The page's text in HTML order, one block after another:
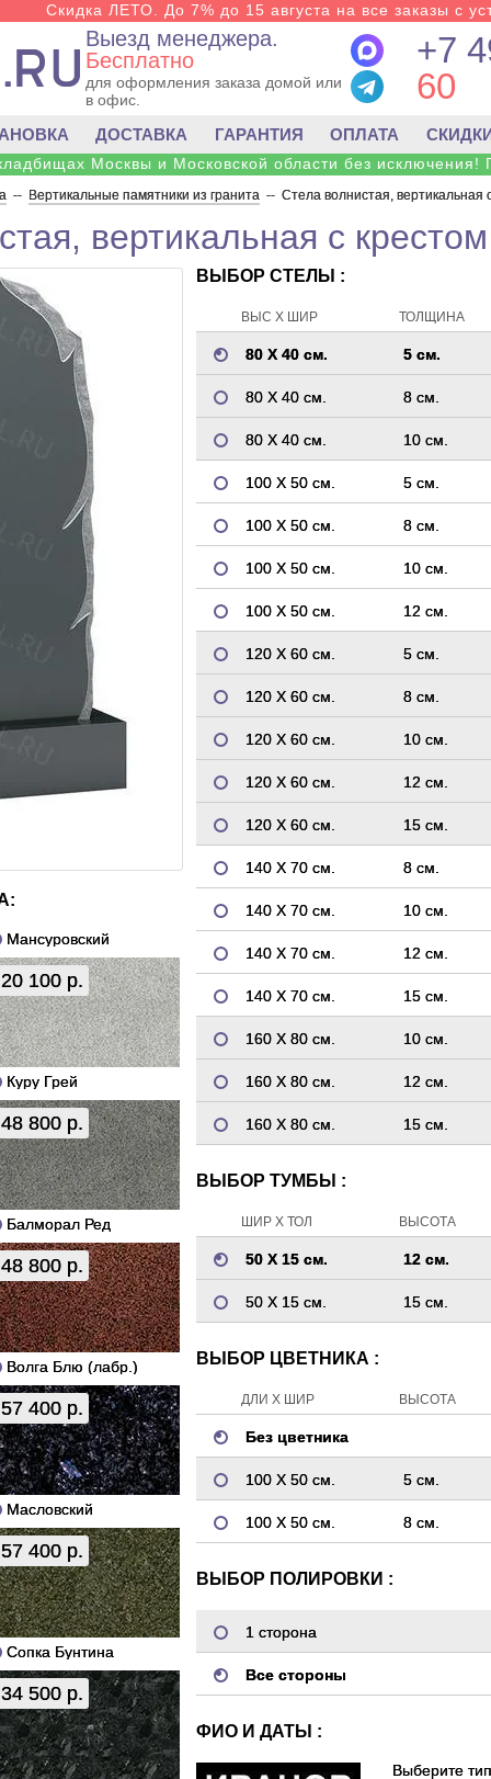
Скидка ЛЕТО. До 7% до 15 августа на все заказы с
Выезд менеджера.
Бесплатно
для оформления заказа домой или
в офис.
+7
60
ДОСТАВКА ГАРАНТИЯ ОПЛАТА
Москвы и Московской области без исключения!
-- Вертикальные памятники из гранита -- Стела волнистая, вертикальная
вертикальная с
Мансуровский
20 100 р.
Куру Грей
48 800 р.
Балморал Ред
48 800 р.
Волга Блю (лабр.)
57 400 р.
Масловский
57 400 р.
Сопка Бунтина
34 500 р.
ВЫБОР СТЕЛЫ :
ВЫС Х ШИР ТОЛЩИНА
80 Х 40 см. 5 см.
80 Х 40 см. 8 см.
80 Х 40 см. 10 см.
100 Х 50 см. 5 см.
100 Х 50 см. 8 см.
100 Х 50 см. 10 см.
100 Х 50 см. 12 см.
120 Х 60 см. 5 см.
120 Х 60 см. 8 см.
120 Х 60 см. 10 см.
120 Х 60 см. 12 см.
120 Х 60 см. 15 см.
140 Х 70 см. 8 см.
140 Х 70 см. 10 см.
140 Х 70 см. 12 см.
140 Х 70 см. 15 см.
160 Х 80 см. 10 см.
160 Х 80 см. 12 см.
160 Х 80 см. 15 см.
ВЫБОР ТУМБЫ :
ШИР Х ТОЛ ВЫСОТА
50 Х 15 см. 12 см.
50 Х 15 см. 15 см.
ВЫБОР ЦВЕТНИКА :
ДЛИ Х ШИР ВЫСОТА
Без цветника
100 Х 50 см. 5 см.
100 Х 50 см. 8 см.
ВЫБОР ПОЛИРОВКИ :
1 сторона
Все стороны
ФИО И ДАТЫ :
Выберите тип